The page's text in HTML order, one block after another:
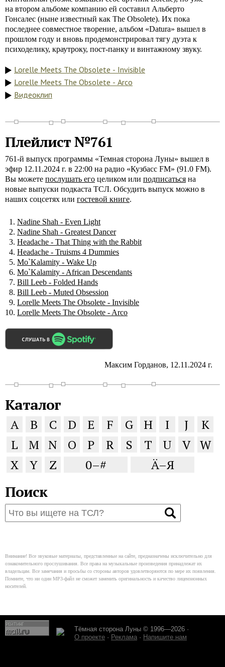
на втором альбоме компанию ей составил Альберто
Гонсалес (ныне известный как The Obsolete). Их пока
последнее совместное творение, альбом «Datura» вышел в
прошлом году и вновь продемонстрировал тягу дуэта к
психоделику, краутроку, пост-панку и винтажному звуку.
Lorelle Meets The Obsolete - Invisible
Lorelle Meets The Obsolete - Arco
Видеоклип
Плейлист №761
761-й выпуск программы «Темная сторона Луны» вышел в
эфир 12.11.2024 г. в 22:00 на радио «Кузбасс FM» (91.0 FM).
Вы можете послушать его целиком или подписаться на
новые выпуски подкаста ТСЛ. Обсудить выпуск можно в
наших соцсетях или гостевой книге.
Nadine Shah - Even Light
Nadine Shah - Greatest Dancer
Headache - That Thing with the Rabbit
Headache - Truisms 4 Dummies
Mo`Kalamity - Wake Up
Mo`Kalamity - African Descendants
Bill Leeb - Folded Hands
Bill Leeb - Muted Obsession
Lorelle Meets The Obsolete - Invisible
Lorelle Meets The Obsolete - Arco
Максим Горданов, 12.11.2024 г.
Каталог
A B C D E F G H I J
K
L
M N O P R S T U V W
X
Y Z 0–# Ä–Я
Поиск
Внимание! Все звуковые материалы, представленные на сайте, предназначены исключительно для
ознакомительного прослушивания. Все права на музыкальные произведения принадлежат их
владельцам. Все замечания и просьбы со стороны авторов удовлетворяются по мере их появления.
Помните, что ни один MP3-файл не сможет заменить оригинальность и качество лицензионных
носителей.
Тёмная сторона Луны © 1996—2026 ·
О проекте · Реклама · Напишите нам